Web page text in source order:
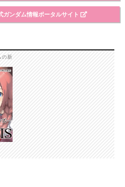
ガンダム情報ポータルサイト
の新